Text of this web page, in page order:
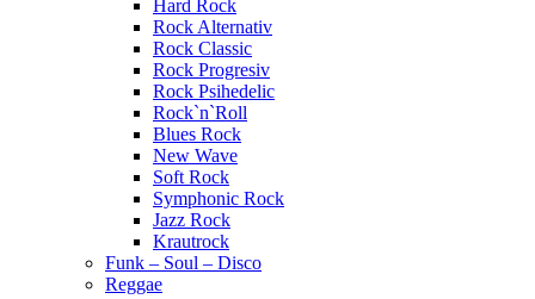
Hard Rock
Rock Alternativ
Rock Classic
Rock Progresiv
Rock Psihedelic
Rock`n`Roll
Blues Rock
New Wave
Soft Rock
Symphonic Rock
Jazz Rock
Krautrock
Funk – Soul – Disco
Reggae